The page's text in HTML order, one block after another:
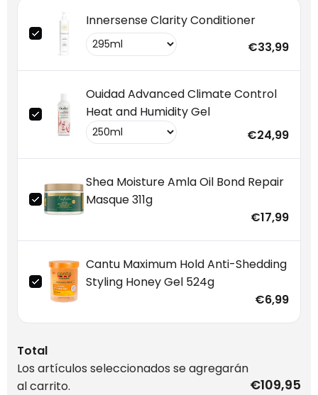
Innersense Clarity Conditioner
€33,99
Ouidad Advanced Climate Control
Heat and Humidity Gel
€24,99
Shea Moisture Amla Oil Bond Repair
Masque 311g
€17,99
Cantu Maximum Hold Anti-Shedding
Styling Honey Gel 524g
€6,99
Total
Los artículos seleccionados se agregarán
al carrito.
€109,95